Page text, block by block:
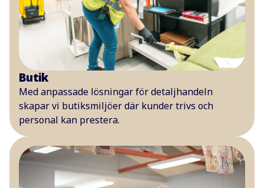
Butik
Med anpassade lösningar för detaljhandeln
skapar vi butiksmiljöer där kunder trivs och
personal kan prestera.